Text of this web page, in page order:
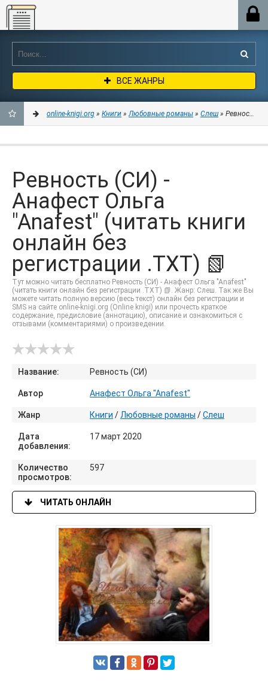
Online-knigi.org
ВСЕ ЖАНРЫ
ЗАКЛАДКИ
online-knigi.org » Книги »Любовные романы » Слеш » Ревность
Ревность (СИ) -
Анафест Ольга
"Anafest" (читать книги
онлайн без
регистрации .TXT) 📗
Тут можно читать бесплатно Ревность (СИ) - Анафест Ольга "Anafest"
(читать книги онлайн без регистрации .TXT) 📗. Жанр: Слеш. Так же Вы
можете читать полную версию (весь текст) онлайн без регистрации и
SMS на сайте online-knigi.org (Online knigi) или прочесть краткое
содержание, предисловие (аннотацию), описание и ознакомиться с
отзывами (комментариями) о произведении.
Название: Ревность (СИ)
Автор Анафест Ольга "Anafest"
Жанр Книги / Любовные романы /Слеш
Дата
добавления:
17 март 2020
Количество
просмотров:
597
ЧИТАТЬ ОНЛАЙН